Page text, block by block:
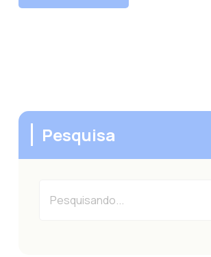
Pesquisa